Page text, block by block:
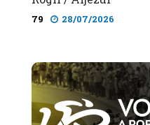
79 28/07/2026